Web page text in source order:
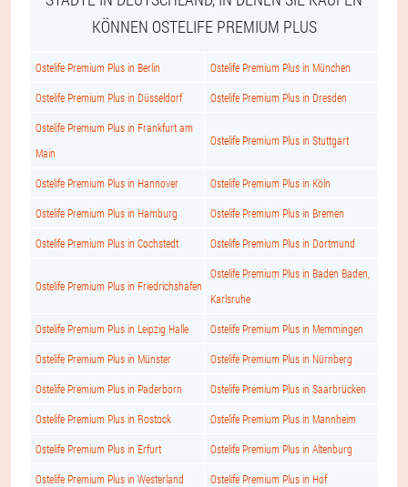
KÖNNEN OSTELIFE PREMIUM PLUS
Ostelife Premium Plus in Berlin Ostelife Premium Plus in München
Ostelife Premium Plus in Düsseldorf Ostelife Premium Plus in Dresden
Ostelife Premium Plus in Frankfurt am
Main
Ostelife Premium Plus in Stuttgart
Ostelife Premium Plus in Hannover Ostelife Premium Plus in Köln
Ostelife Premium Plus in Hamburg Ostelife Premium Plus in Bremen
Ostelife Premium Plus in Cochstedt Ostelife Premium Plus in Dortmund
Ostelife Premium Plus in Friedrichshafen
Ostelife Premium Plus in Baden Baden,
Karlsruhe
Ostelife Premium Plus in Leipzig Halle Ostelife Premium Plus in Memmingen
Ostelife Premium Plus in Münster Ostelife Premium Plus in Nürnberg
Ostelife Premium Plus in Paderborn Ostelife Premium Plus in Saarbrücken
Ostelife Premium Plus in Rostock Ostelife Premium Plus in Mannheim
Ostelife Premium Plus in Erfurt Ostelife Premium Plus in Altenburg
Ostelife Premium Plus in Westerland Ostelife Premium Plus in Hof